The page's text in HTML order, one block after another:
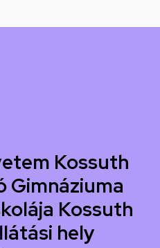
Kossuth
Gimnáziuma
Kossuth
hely